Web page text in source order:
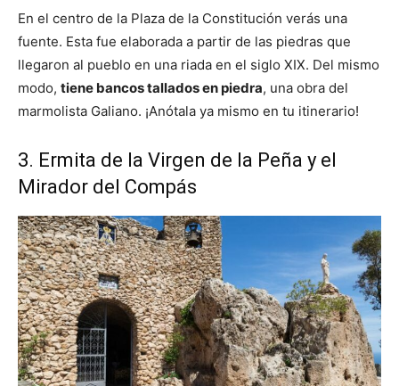
En el centro de la Plaza de la Constitución verás una
fuente. Esta fue elaborada a partir de las piedras que
llegaron al pueblo en una riada en el siglo XIX. Del mismo
modo, tiene bancos tallados en piedra, una obra del
marmolista Galiano. ¡Anótala ya mismo en tu itinerario!
3. Ermita de la Virgen de la Peña y el
Mirador del Compás